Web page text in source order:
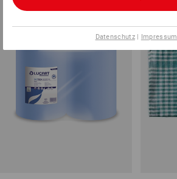
Datenschutz| Impressum